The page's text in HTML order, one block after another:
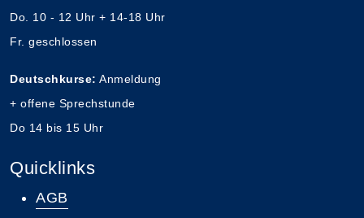
Do. 10 - 12 Uhr + 14-18 Uhr
Fr. geschlossen
Deutschkurse: Anmeldung
+ offene Sprechstunde
Do 14 bis 15 Uhr
Quicklinks
AGB